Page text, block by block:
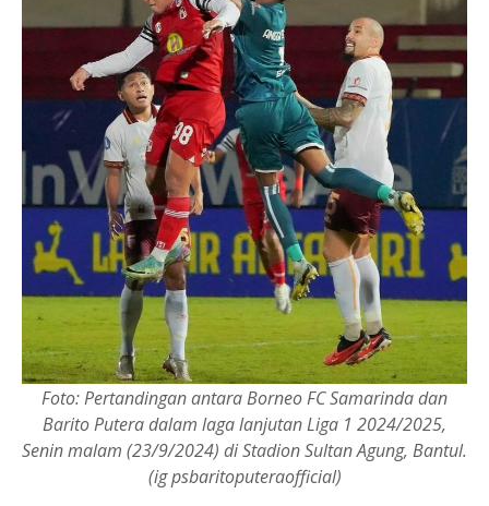
Foto: Pertandingan antara Borneo FC Samarinda dan
Barito Putera dalam laga lanjutan Liga 1 2024/2025,
Senin malam (23/9/2024) di Stadion Sultan Agung, Bantul.
(ig psbaritoputeraofficial)